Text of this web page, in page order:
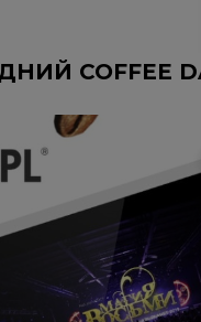
COFFEE